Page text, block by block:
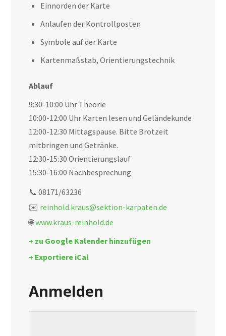
Einnorden der Karte
Anlaufen der Kontrollposten
Symbole auf der Karte
Kartenmaßstab, Orientierungstechnik
Ablauf
9:30-10:00 Uhr Theorie
10:00-12:00 Uhr Karten lesen und Geländekunde
12:00-12:30 Mittagspause. Bitte Brotzeit
mitbringen und Getränke.
12:30-15:30 Orientierungslauf
15:30-16:00 Nachbesprechung
📞 08171/63236
✉️ reinhold.kraus@sektion-karpaten.de
🌐www.kraus-reinhold.de
+ zu Google Kalender hinzufügen
+ Exportiere iCal
Anmelden